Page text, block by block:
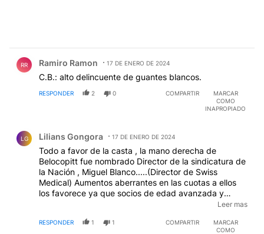
RR Ramiro Ramon 17 DE ENERO DE 2024
C.B.: alto delincuente de guantes blancos.
RESPONDER 2 0 COMPARTIR
MARCAR
COMO
INAPROPIADO
LG Lilians Gongora 17 DE ENERO DE 2024
Todo a favor de la casta , la mano derecha de
Belocopitt fue nombrado Director de la sindicatura de
la Nación , Miguel Blanco.....(Director de Swiss
Medical) Aumentos aberrantes en las cuotas a ellos
los favorece ya que socios de edad avanzada y
pasivos laborales ya no podrán pagar la cuota son los
asociados que quieren perder . Los que llevan 30
Leer mas
RESPONDER 1 1 COMPARTIR
MARCAR
COMO